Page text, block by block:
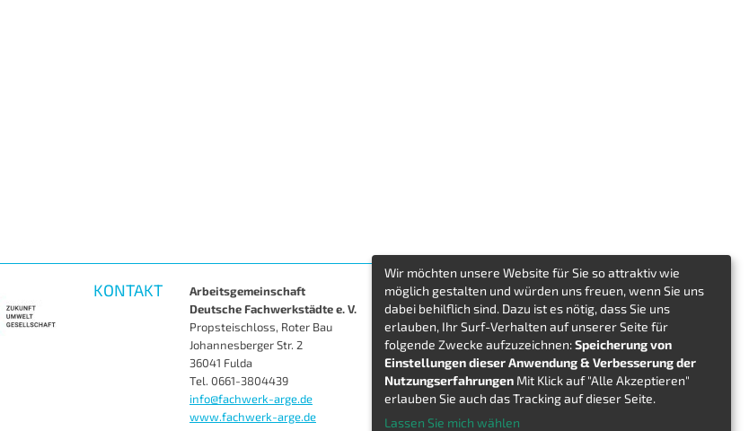
KONTAKT
Arbeitsgemeinschaft
Deutsche Fachwerkstädte e. V.
Propsteischloss, Roter Bau
Johannesberger Str. 2
36041 Fulda
Tel. 0661-3804439
info@fachwerk-arge.de
www.fachwerk-arge.de
Wir möchten unsere Website für Sie so attraktiv wie
möglich gestalten und würden uns freuen, wenn Sie uns
dabei behilflich sind. Dazu ist es nötig, dass Sie uns
erlauben, Ihr Surf-Verhalten auf unserer Seite für
folgende Zwecke aufzuzeichnen:Speicherung von
Einstellungen dieser Anwendung & Verbesserung der
Nutzungserfahrungen Mit Klick auf "Alle Akzeptieren"
erlauben Sie auch das Tracking auf dieser Seite.
Lassen Sie mich wählen